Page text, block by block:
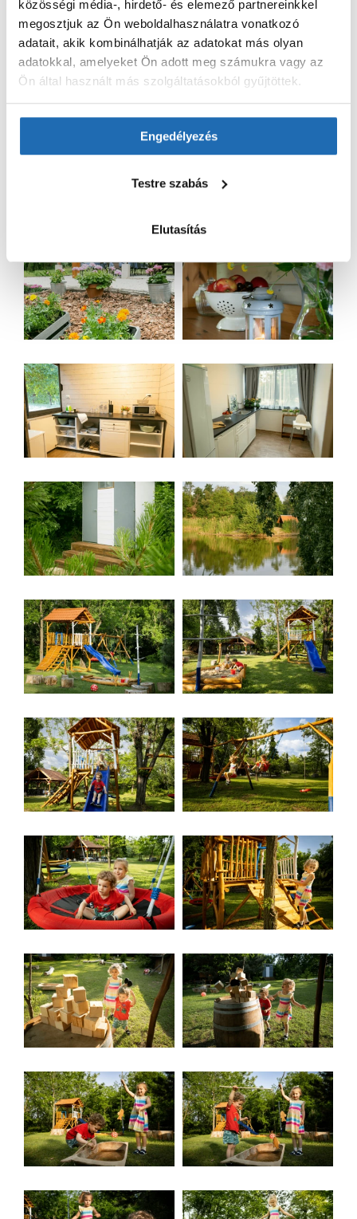
közösségi média-, hirdető- és elemező partnereinkkel
megosztjuk az Ön weboldalhasználatra vonatkozó
adatait, akik kombinálhatják az adatokat más olyan
adatokkal, amelyeket Ön adott meg számukra vagy az
Ön által használt más szolgáltatásokból gyűjtöttek.
Engedélyezés
Testre szabás
Elutasítás